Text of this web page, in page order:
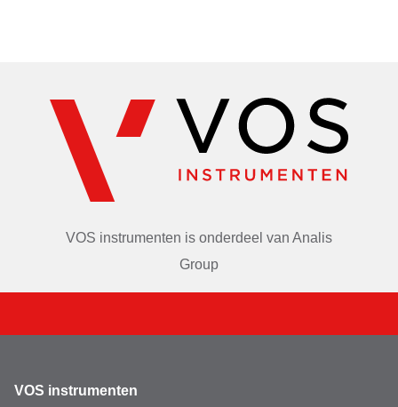
materiaal in de zeef met de passende doorlaatopening en
klop voorzichtig totdat wat jij zoekt in de zeef achterblijft.
Ideaal voor eenvoudig bodemonderzoek of
practicumdemonstraties in de klas of in het veld.
chromen finish zorgt ervoor dat de VOS grondzevenset er
mooi uiziet, maar ook bestand is tegen roest en slijtage.
bodemmateriaal onder water te zeven.
VOS instrumenten is onderdeel van Analis
Group
VOS instrumenten